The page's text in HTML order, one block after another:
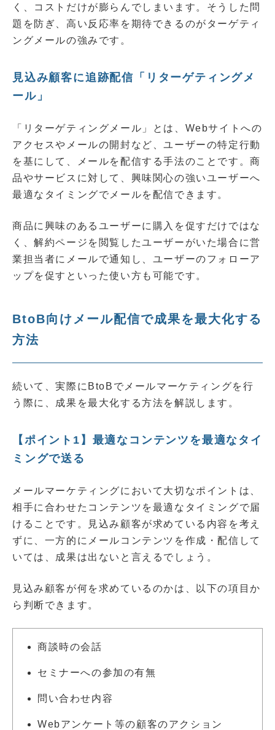
く、コストだけが膨らんでしまいます。そうした問
題を防ぎ、高い反応率を期待できるのがターゲティ
ングメールの強みです。
見込み顧客に追跡配信「リターゲティングメ
ール」
「リターゲティングメール」とは、Webサイトへの
アクセスやメールの開封など、ユーザーの特定行動
を基にして、メールを配信する手法のことです。商
品やサービスに対して、興味関心の強いユーザーへ
最適なタイミングでメールを配信できます。
商品に興味のあるユーザーに購入を促すだけではな
く、解約ページを閲覧したユーザーがいた場合に営
業担当者にメールで通知し、ユーザーのフォローア
ップを促すといった使い方も可能です。
BtoB向けメール配信で成果を最大化する
方法
続いて、実際にBtoBでメールマーケティングを行
う際に、成果を最大化する方法を解説します。
【ポイント1】最適なコンテンツを最適なタイ
ミングで送る
メールマーケティングにおいて大切なポイントは、
相手に合わせたコンテンツを最適なタイミングで届
けることです。見込み顧客が求めている内容を考え
ずに、一方的にメールコンテンツを作成・配信して
いては、成果は出ないと言えるでしょう。
見込み顧客が何を求めているのかは、以下の項目か
ら判断できます。
商談時の会話
セミナーへの参加の有無
問い合わせ内容
Webアンケート等の顧客のアクション